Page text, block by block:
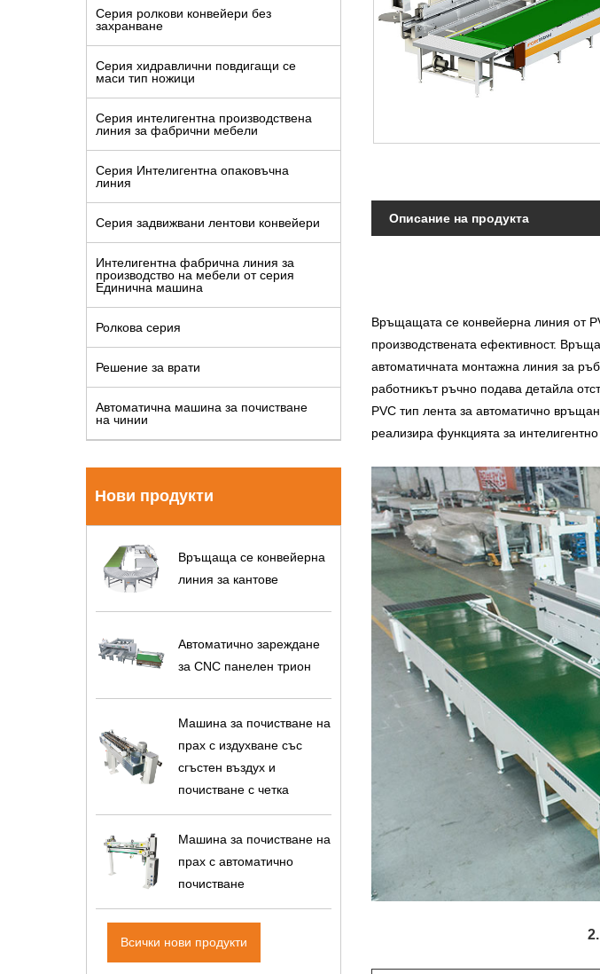
Серия ролкови конвейери без
захранване
Серия хидравлични повдигащи се
маси тип ножици
Серия интелигентна производствена
линия за фабрични мебели
Серия Интелигентна опаковъчна
линия
Серия задвижвани лентови конвейери
Интелигентна фабрична линия за
производство на мебели от серия
Единична машина
Ролкова серия
Решение за врати
Автоматична машина за почистване
на чинии
Нови продукти
Връщаща се конвейерна
линия за кантове
Автоматично зареждане
за CNC панелен трион
Машина за почистване на
прах с издухване със
сгъстен въздух и
почистване с четка
Машина за почистване на
прах с автоматично
почистване
Всички нови продукти
Описание на продукта
Връщащата се конвейерна линия от
производствената ефективност.
автоматичната монтажна линия за
работникът ръчно подава детайла
PVC тип лента за автоматично
реализира функцията за